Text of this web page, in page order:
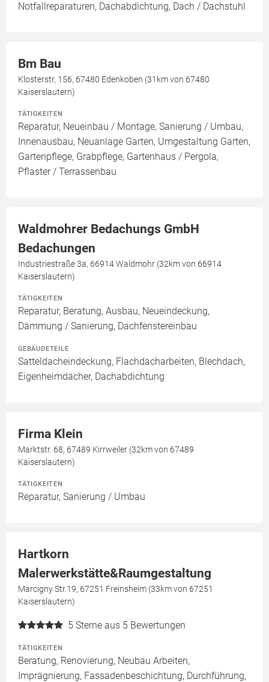
Notfallreparaturen, Dachabdichtung, Dach / Dachstuhl
Bm Bau
Klosterstr, 156, 67480 Edenkoben (31km von 67480
Kaiserslautern)
TÄTIGKEITEN
Reparatur, Neueinbau / Montage, Sanierung / Umbau,
Innenausbau, Neuanlage Garten, Umgestaltung Garten,
Gartenpflege, Grabpflege, Gartenhaus / Pergola,
Pflaster / Terrassenbau
Waldmohrer Bedachungs GmbH
Bedachungen
Industriestraße 3a, 66914 Waldmohr (32km von 66914
Kaiserslautern)
TÄTIGKEITEN
Reparatur, Beratung, Ausbau, Neueindeckung,
Dämmung / Sanierung, Dachfenstereinbau
GEBÄUDETEILE
Satteldacheindeckung, Flachdacharbeiten, Blechdach,
Eigenheimdächer, Dachabdichtung
Firma Klein
Marktstr. 68, 67489 Kirrweiler (32km von 67489
Kaiserslautern)
TÄTIGKEITEN
Reparatur, Sanierung / Umbau
Hartkorn
Malerwerkstätte&Raumgestaltung
Marcigny Str.19, 67251 Freinsheim (33km von 67251
Kaiserslautern)
5 Sterne aus 5 Bewertungen
TÄTIGKEITEN
Beratung, Renovierung, Neubau Arbeiten,
Imprägnierung, Fassadenbeschichtung, Durchführung,